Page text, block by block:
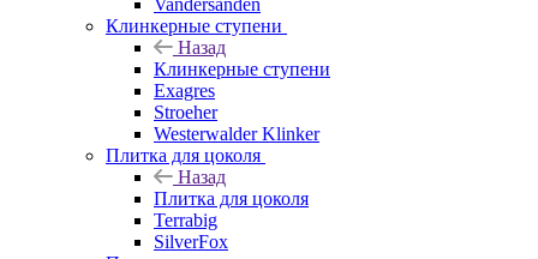
Vandersanden
Клинкерные ступени
Назад
Клинкерные ступени
Exagres
Stroeher
Westerwalder Klinker
Плитка для цоколя
Назад
Плитка для цоколя
Terrabig
SilverFox